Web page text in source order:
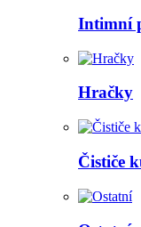
Intimní
Hračky
Čističe